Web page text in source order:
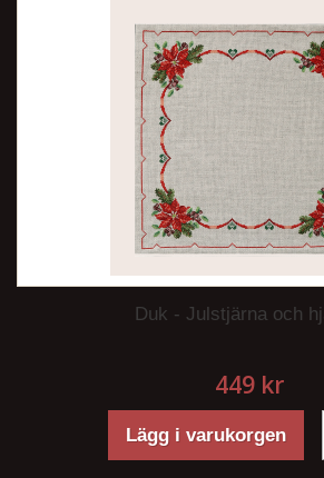
Duk - Julstjärna och
449 kr
Lägg i varukorgen